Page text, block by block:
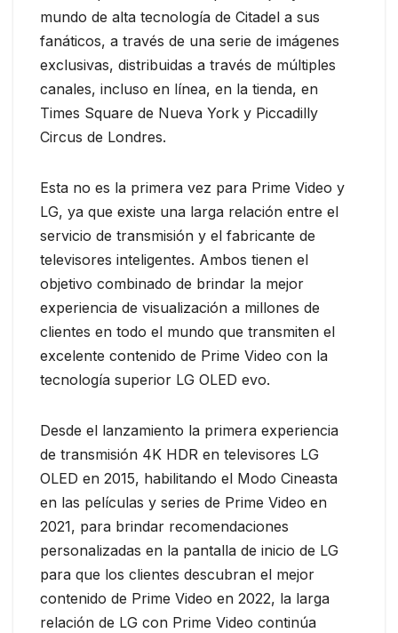
mundo de alta tecnología de Citadel a sus
fanáticos, a través de una serie de imágenes
exclusivas, distribuidas a través de múltiples
canales, incluso en línea, en la tienda, en
Times Square de Nueva York y Piccadilly
Circus de Londres.
Esta no es la primera vez para Prime Video y
LG, ya que existe una larga relación entre el
servicio de transmisión y el fabricante de
televisores inteligentes. Ambos tienen el
objetivo combinado de brindar la mejor
experiencia de visualización a millones de
clientes en todo el mundo que transmiten el
excelente contenido de Prime Video con la
tecnología superior LG OLED evo.
Desde el lanzamiento la primera experiencia
de transmisión 4K HDR en televisores LG
OLED en 2015, habilitando el Modo Cineasta
en las películas y series de Prime Video en
2021, para brindar recomendaciones
personalizadas en la pantalla de inicio de LG
para que los clientes descubran el mejor
contenido de Prime Video en 2022, la larga
relación de LG con Prime Video continúa